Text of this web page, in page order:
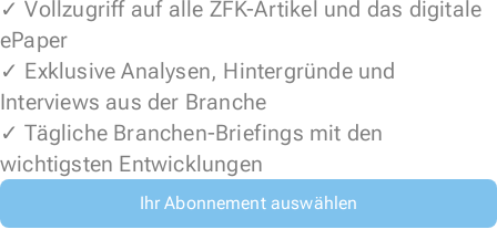
✓ Vollzugriff auf alle ZFK-Artikel und das digitale
ePaper
✓ Exklusive Analysen, Hintergründe und
Interviews aus der Branche
✓ Tägliche Branchen-Briefings mit den
wichtigsten Entwicklungen
Ihr Abonnement auswählen